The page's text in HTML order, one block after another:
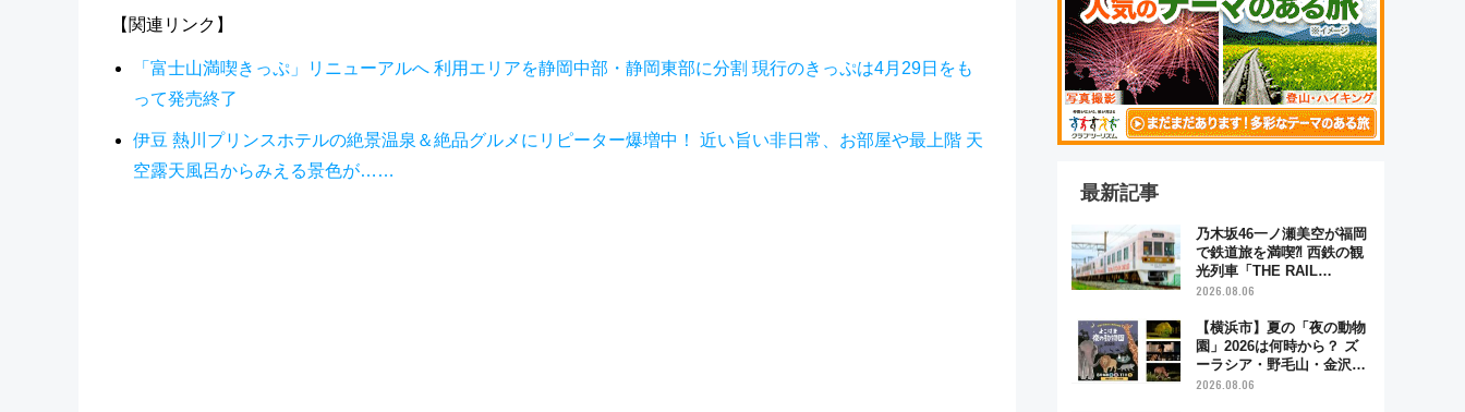
【関連リンク】
「富士山満喫きっぷ」リニューアルへ 利用エリアを静岡中部・静岡東部に分割 現行のきっぷは4月29日をも
って発売終了
伊豆 熱川プリンスホテルの絶景温泉＆絶品グルメにリピーター爆増中！ 近い旨い非日常、お部屋や最上階 天
空露天風呂からみえる景色が……
最新記事
乃木坂46一ノ瀬美空が福岡
で鉄道旅を満喫⁈ 西鉄の観
光列車「THE RAIL
KITCHEN CHIKUGO」で巡
YouTubeが公開に
2026.08.06
【横浜市】夏の「夜の動物
園」2026は何時から？ ズ
ーラシア・野毛山・金沢の
電車アクセスや見どころ、
2026.08.06